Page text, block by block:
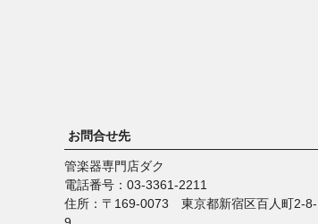
お問合せ先
管楽器専門店ダク
電話番号：03-3361-2211
住所：〒169-0073 東京都新宿区百人町2-8-